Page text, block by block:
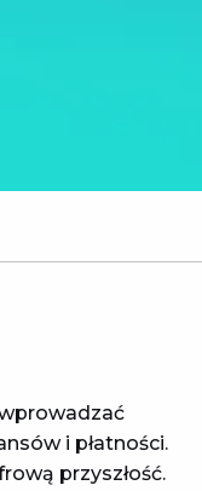
i płatności.
przyszłość.